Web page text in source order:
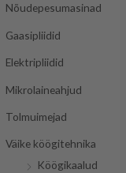
Nõudepesumasinad
Gaasipliidid
Elektripliidid
Mikrolaineahjud
Tolmuimejad
Väike köögitehnika
Köögikaalud